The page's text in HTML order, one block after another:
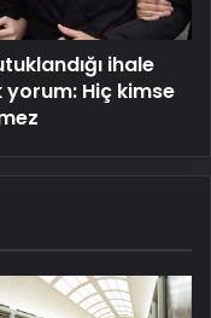
ihale
Hiç kimse